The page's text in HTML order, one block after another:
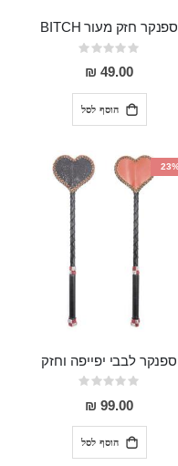
ספנקר חזק מעור BITCH
Rating:
0%
49.00 ₪
הוסף לסל
ספנקר לבבי יפייפה וחזק
Rating:
0%
99.00 ₪
הוסף לסל